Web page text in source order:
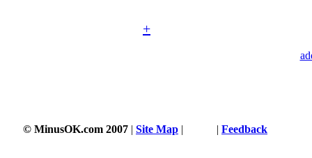
+
© MinusOK.com 2007 | Site Map | | Feedback